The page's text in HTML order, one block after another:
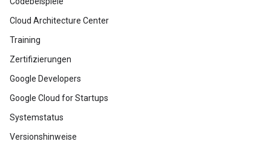
Cloud Architecture Center
Training
Zertifizierungen
Google Developers
Google Cloud for Startups
Systemstatus
Versionshinweise